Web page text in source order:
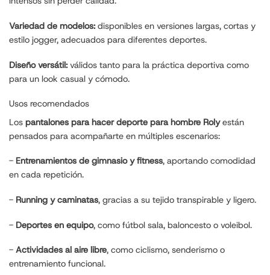
Variedad de modelos: disponibles en versiones largas, cortas y
estilo jogger, adecuados para diferentes deportes.
Diseño versátil: válidos tanto para la práctica deportiva como
para un look casual y cómodo.
Usos recomendados
Los pantalones para hacer deporte para hombre Rolyestán
pensados para acompañarte en múltiples escenarios:
- Entrenamientos de gimnasio y fitness, aportando comodidad
en cada repetición.
- Running y caminatas, gracias a su tejido transpirable y ligero.
- Deportes en equipo, como fútbol sala, baloncesto o voleibol.
- Actividades al aire libre, como ciclismo, senderismo o
entrenamiento funcional.